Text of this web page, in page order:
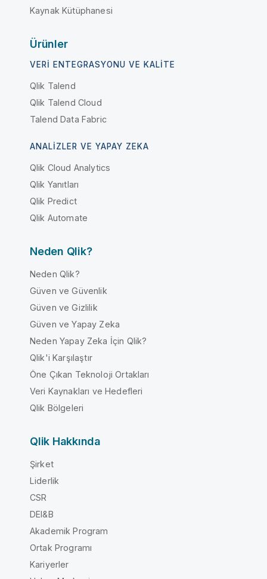
Kaynak Kütüphanesi
Ürünler
VERI ENTEGRASYONU VE KALITE
Qlik Talend
Qlik Talend Cloud
Talend Data Fabric
ANALIZLER VE YAPAY ZEKA
Qlik Cloud Analytics
Qlik Yanıtları
Qlik Predict
Qlik Automate
Neden Qlik?
Neden Qlik?
Güven ve Güvenlik
Güven ve Gizlilik
Güven ve Yapay Zeka
Neden Yapay Zeka İçin Qlik?
Qlik'i Karşılaştır
Öne Çıkan Teknoloji Ortakları
Veri Kaynakları ve Hedefleri
Qlik Bölgeleri
Qlik Hakkında
Şirket
Liderlik
CSR
DEI&B
Akademik Program
Ortak Programı
Kariyerler